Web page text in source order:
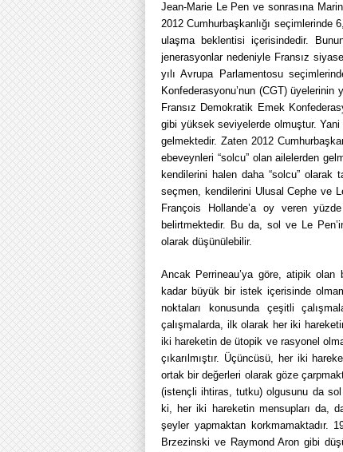
Jean-Marie Le Pen ve sonrasına
2012 Cumhurbaşkanlığı seçimlerinde
ulaşma beklentisi içerisindedir.
jenerasyonlar nedeniyle Fransız
yılı Avrupa Parlamentosu
Konfederasyonu’nun (CGT)
Fransız Demokratik Emek
gibi yüksek seviyelerde olmuştur. Yani
gelmektedir. Zaten 2012
ebeveynleri “solcu” olan ailelerden
kendilerini halen daha “solcu” olarak
seçmen, kendilerini Ulusal Cephe ve
François Hollande’a oy veren
belirtmektedir. Bu da, sol ve Le
olarak düşünülebilir.
Ancak Perrineau’ya göre, atipik olan
kadar büyük bir istek içerisinde
noktaları konusunda çeşitli
çalışmalarda, ilk olarak her iki
iki hareketin de ütopik ve rasyonel
çıkarılmıştır. Üçüncüsü, her iki
ortak bir değerleri olarak göze
(istençli ihtiras, tutku) olgusunu da
ki, her iki hareketin mensupları da,
şeyler yapmaktan korkmamaktadır.
Brzezinski ve Raymond Aron gibi